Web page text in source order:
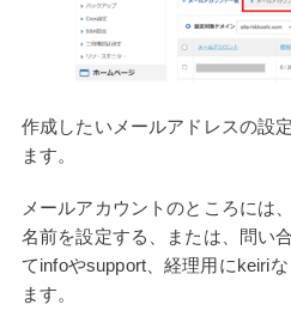
作成したいメールアドレスの設
ます。
メールアカウントのところには
名前を設定する、または、問い
てinfoやsupport、経理用にkeiri
ます。